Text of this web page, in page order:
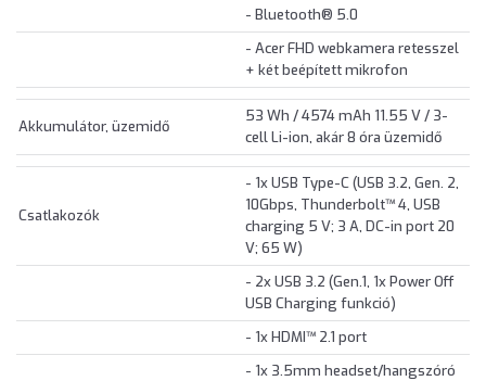
- Bluetooth® 5.0
- Acer FHD webkamera retesszel
+ két beépített mikrofon
Akkumulátor, üzemidő
53 Wh / 4574 mAh 11.55 V / 3-
cell Li-ion, akár 8 óra üzemidő
Csatlakozók
- 1x USB Type-C (USB 3.2, Gen. 2,
10Gbps, Thunderbolt™ 4, USB
charging 5 V; 3 A, DC-in port 20
V; 65 W)
- 2x USB 3.2 (Gen.1, 1x Power Off
USB Charging funkció)
- 1x HDMI™ 2.1 port
- 1x 3.5mm headset/hangszóró